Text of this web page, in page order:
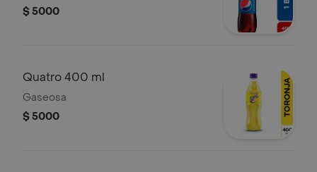
$ 5000
Quatro 400 ml
Gaseosa
$ 5000